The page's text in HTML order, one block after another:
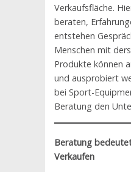
Verkaufsfläche.
beraten,
entstehen
Menschen mit
Produkte können
und ausprobiert
bei Sport-
Beratung den
Beratung
Verkaufen